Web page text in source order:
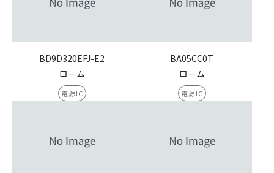
BD9D320EFJ-E2
ローム
電源IC
BA05CC0T
ローム
電源IC